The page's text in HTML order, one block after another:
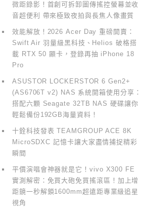
微距錄影！首創可拆卸圖傳搖控螢幕並收
音超便利 帶來極致夜拍與長焦人像畫質
效能解放！2026 Acer Day 重磅開賣：
Swift Air 羽量級黑科技、Helios 破格搭
載 RTX 50 顯卡，登錄再抽 iPhone 18
Pro
ASUSTOR LOCKERSTOR 6 Gen2+
(AS6706T v2) NAS 系統開箱使用分享：
搭配六顆 Seagate 32TB NAS 硬碟讓你
輕鬆備份192GB海量資料！
十銓科技發表 TEAMGROUP ACE 8K
MicroSDXC 記憶卡讓大家盡情捕捉精彩
瞬間
平價演唱會神器就是它！vivo X300 FE
實測解密：免買大砲免買搖滾區！加上增
距鏡一秒解鎖1600mm超遠距專業級追星
視角